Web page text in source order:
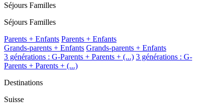
Séjours Familles
Séjours Familles
Parents + Enfants Parents + Enfants
Grands-parents + Enfants Grands-parents + Enfants
3 générations : G-Parents + Parents + (...) 3 générations : G-
Parents + Parents + (...)
Destinations
Suisse